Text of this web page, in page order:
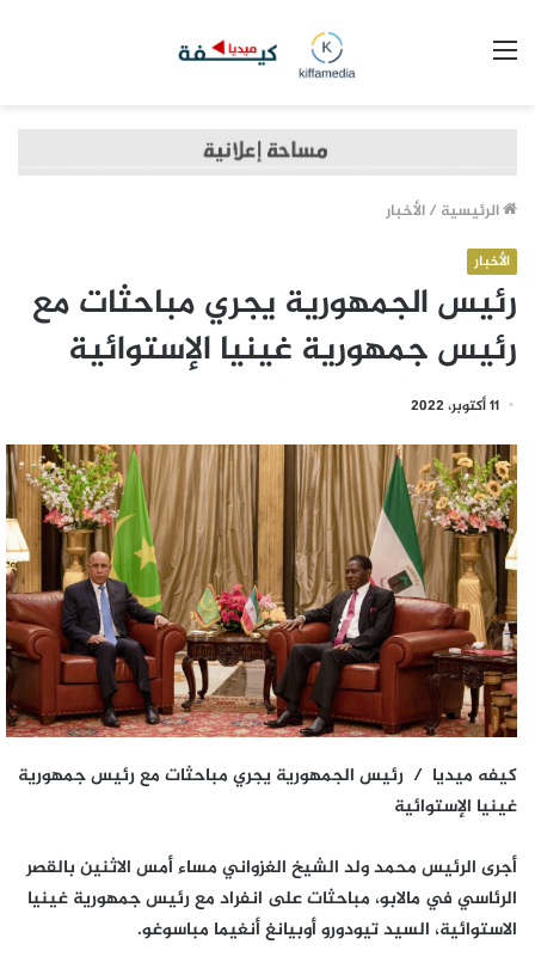
الرئيسية /الأخبار
الأخبار
رئيس الجمهورية يجري مباحثات مع
رئيس جمهورية غينيا الإستوائية
11 أكتوبر، 2022
كيفه ميديا / رئيس الجمهورية يجري مباحثات مع رئيس جمهورية
غينيا الإستوائية
أجرى الرئيس محمد ولد الشيخ الغزواني مساء أمس الاثنين بالقصر
الرئاسي في مالابو، مباحثات على انفراد مع رئيس جمهورية غينيا
الاستوائية، السيد تيودورو أوبيانغ أنغيما مباسوغو.